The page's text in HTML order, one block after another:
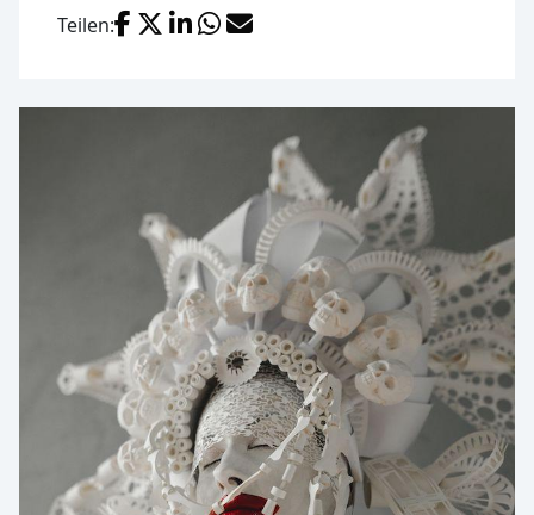
Teilen: Facebook
X (Twitter)
LinkedIn
WhatsApp